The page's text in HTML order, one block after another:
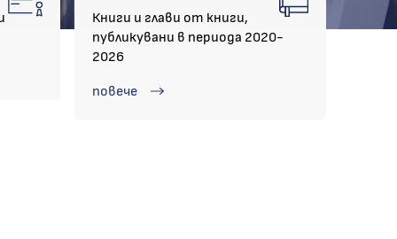
Книги и глави от книги,
публикувани в периода 2020-
2026
повече